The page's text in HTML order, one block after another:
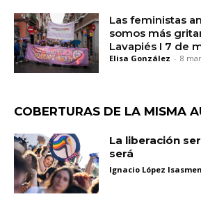
Las feministas
somos más
Lavapiés I 7 de
Elisa González - 8
COBERTURAS DE LA MISMA
La liberación
será
Ignacio López